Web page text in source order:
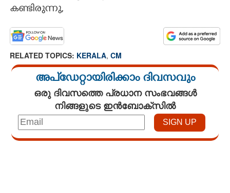
കണ്ടിരുന്നു,
RELATED TOPICS: KERALA, CM
അപ്ഡേറ്റായിരിക്കാം ദിവസവും
ഒരു ദിവസത്തെ പ്രധാന സംഭവങ്ങൾ
നിങ്ങളുടെ ഇൻബോക്സിൽ